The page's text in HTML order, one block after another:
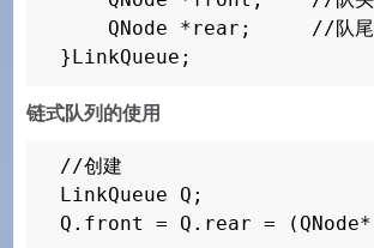
value =
        printf(%d , value);
puts(\n\nmix stack
pushLeftStack(s,
pushRightStack(s,
    }
QNode *rear;     //队尾
}LinkQueue;
链式队列的使用
//创建
LinkQueue Q;
Q.front = Q.rear =